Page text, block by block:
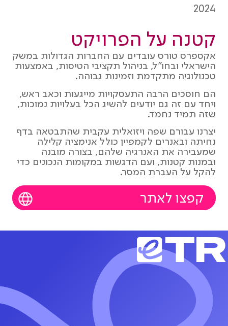
2024
קטנה על הפרויקט
אקספרס טורס עובדים עם החברות הגדולות במשק
הישראלי ובחו"ל, בניהול תקציבי הטיסות, באמצעות
טכנולוגיה מתקדמת וזמינות גבוהה.
הם חוסכים הרבה התעסקויות מייגעות וכאב ראש,
ויחד עם זה גם יודעים להשיג הכל בעלויות נמוכות,
שזה תמיד נחמד.
יצרנו עבורם שפה ויזואלית עקבית שהתבטאה בדף
נחיתה ובאנרים לקמפיין כולל אנימציה קלילה
שמעבירה את האנרגיה שלהם, בצורה מובנה
ובמנות קטנות, ועם הדגשות במקומות הנכונים כדי
להקל על העברת המסר.
קפצו לאתר